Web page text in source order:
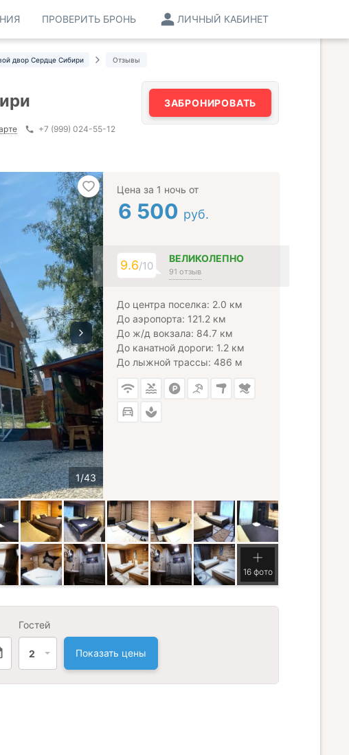
ЛИЧНЫЙ КАБИНЕТ
ПРОВЕРИТЬ БРОНЬ
двор Сердце Сибири Отзывы
+7 (999) 024-55-12
ЗАБРОНИРОВАТЬ
Цена за 1 ночь от
6 500 руб.
9.6/10
ВЕЛИКОЛЕПНО
91 отзыв
До центра поселка: 2.0 км
До аэропорта: 121.2 км
До ж/д вокзала: 84.7 км
До канатной дороги: 1.2 км
До лыжной трассы: 486 м
16 фото
Гостей
2 Показать цены